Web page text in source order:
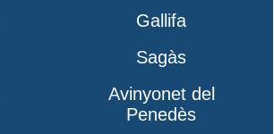
Gallifa
Sagàs
Avinyonet del
Penedès